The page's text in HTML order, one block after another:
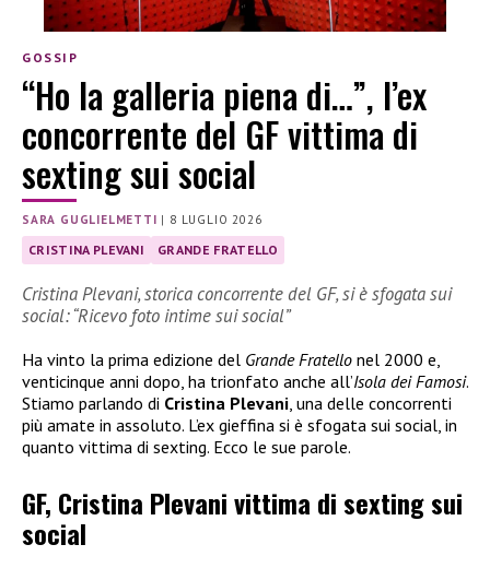
GOSSIP
“Ho la galleria piena di…”, l’ex
concorrente del GF vittima di
sexting sui social
SARA GUGLIELMETTI | 8 LUGLIO 2026
CRISTINA PLEVANI GRANDE FRATELLO
Cristina Plevani, storica concorrente del GF, si è sfogata sui
social: “Ricevo foto intime sui social”
Ha vinto la prima edizione del Grande Fratello nel 2000 e,
venticinque anni dopo, ha trionfato anche all’Isola dei Famosi.
Stiamo parlando di Cristina Plevani, una delle concorrenti
più amate in assoluto. L’ex gieffina si è sfogata sui social, in
quanto vittima di sexting. Ecco le sue parole.
GF, Cristina Plevani vittima di sexting sui
social